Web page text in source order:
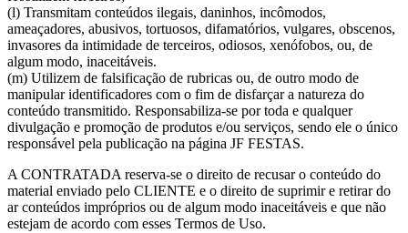
(l) Transmitam conteúdos ilegais, daninhos, incômodos,
ameaçadores, abusivos, tortuosos, difamatórios, vulgares, obscenos,
invasores da intimidade de terceiros, odiosos, xenófobos, ou, de
algum modo, inaceitáveis.
(m) Utilizem de falsificação de rubricas ou, de outro modo de
manipular identificadores com o fim de disfarçar a natureza do
conteúdo transmitido. Responsabiliza-se por toda e qualquer
divulgação e promoção de produtos e/ou serviços, sendo ele o único
responsável pela publicação na página JF FESTAS.
A CONTRATADA reserva-se o direito de recusar o conteúdo do
material enviado pelo CLIENTE e o direito de suprimir e retirar do
ar conteúdos impróprios ou de algum modo inaceitáveis e que não
estejam de acordo com esses Termos de Uso.